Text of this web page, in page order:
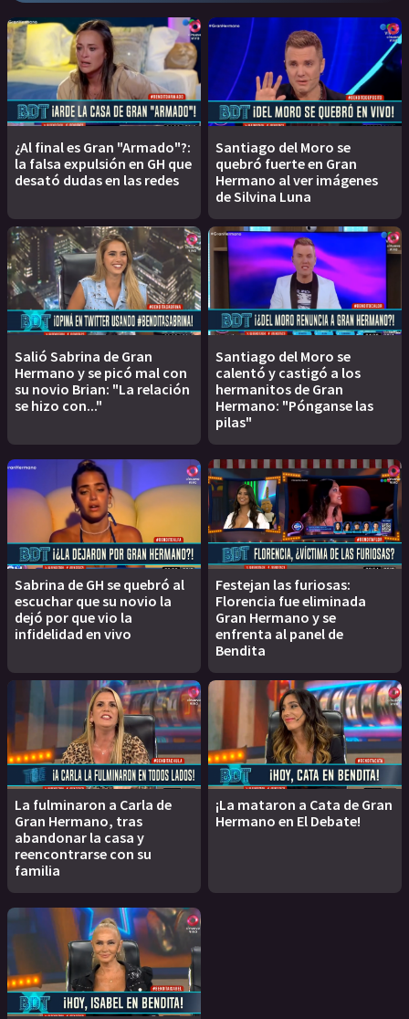
¿Al final es Gran "Armado"?:
la falsa expulsión en GH que
desató dudas en las redes
Santiago del Moro se
quebró fuerte en Gran
Hermano al ver imágenes
de Silvina Luna
Salió Sabrina de Gran
Hermano y se picó mal con
su novio Brian: "La relación
se hizo con..."
Santiago del Moro se
calentó y castigó a los
hermanitos de Gran
Hermano: "Pónganse las
pilas"
Sabrina de GH se quebró al
escuchar que su novio la
dejó por que vio la
infidelidad en vivo
Festejan las furiosas:
Florencia fue eliminada
Gran Hermano y se
enfrenta al panel de
Bendita
La fulminaron a Carla de
Gran Hermano, tras
abandonar la casa y
reencontrarse con su
familia
¡La mataron a Cata de Gran
Hermano en El Debate!